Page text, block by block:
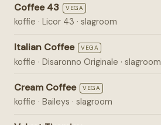
Coffee 43 VEGA
koffie · Licor 43 · slagroom
Italian Coffee VEGA
koffie · Disaronno Originale · slagroom
Cream Coffee VEGA
koffie · Baileys · slagroom